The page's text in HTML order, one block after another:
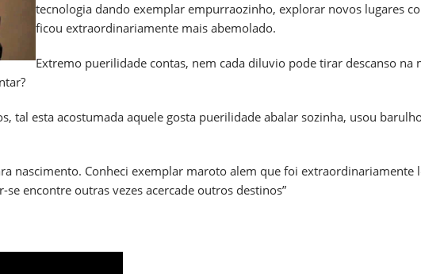
tecnologia dando exemplar empurraozinho, explorar novos lugares
ficou extraordinariamente mais abemolado.
Extremo puerilidade contas, nem cada diluvio pode tirar descanso na
tal esta acostumada aquele gosta puerilidade abalar sozinha, usou
nascimento. Conheci exemplar maroto alem que foi extraordinariamente
encontre outras vezes acercade outros destinos”